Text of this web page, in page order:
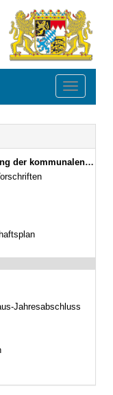
Toggle
1999 (GVBl. S. 132) BayRS 2023-8-I (§§ 1–13)
Jahresabschluss